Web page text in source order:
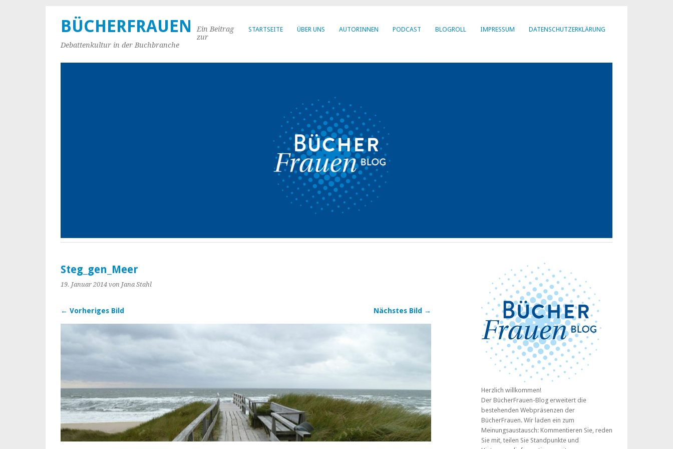
STARTSEITE ÜBER UNS AUTORINNEN PODCAST BLOGROLL IMPRESSUM DATENSCHUTZERKLÄRUNG
BÜCHERFRAUEN
Ein Beitrag
zur
Debattenkultur in der Buchbranche
Steg_gen_Meer
19. Januar 2014 von Jana Stahl
← Vorheriges Bild Nächstes Bild →
Herzlich willkommen!
Der BücherFrauen-Blog erweitert die
bestehenden Webpräsenzen der
BücherFrauen. Wir laden ein zum
Meinungsaustausch: Kommentieren Sie, reden
Sie mit, teilen Sie Standpunkte und